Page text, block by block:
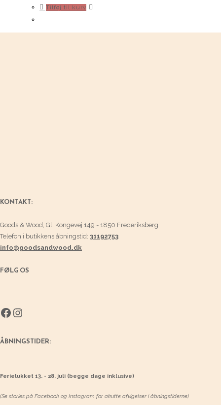
Tilføj til kurv
KONTAKT:
Goods & Wood, Gl. Kongevej 149 - 1850 Frederiksberg
Telefon i butikkens åbningstid: 31192753
info@goodsandwood.dk
FØLG OS
Facebook
Instagram
ÅBNINGSTIDER:
Ferielukket 13. - 28. juli (begge dage inklusive)
(Se stories på Facebook og Instagram for akutte afvigelser i åbningstiderne)